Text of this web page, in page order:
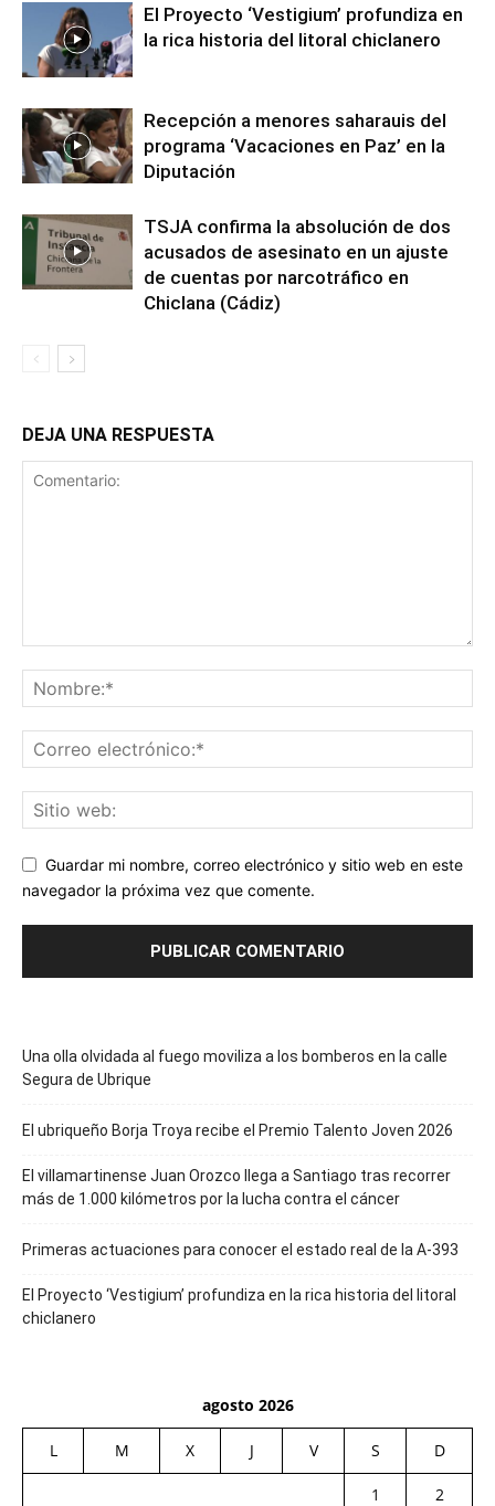
El Proyecto ‘Vestigium’ profundiza en
la rica historia del litoral chiclanero
Recepción a menores saharauis del
programa ‘Vacaciones en Paz’ en la
Diputación
TSJA confirma la absolución de dos
acusados de asesinato en un ajuste
de cuentas por narcotráfico en
Chiclana (Cádiz)
DEJA UNA RESPUESTA
Guardar mi nombre, correo electrónico y sitio web en este
navegador la próxima vez que comente.
Una olla olvidada al fuego moviliza a los bomberos en la calle
Segura de Ubrique
El ubriqueño Borja Troya recibe el Premio Talento Joven 2026
El villamartinense Juan Orozco llega a Santiago tras recorrer
más de 1.000 kilómetros por la lucha contra el cáncer
Primeras actuaciones para conocer el estado real de la A-393
El Proyecto ‘Vestigium’ profundiza en la rica historia del litoral
chiclanero
agosto 2026
L M X J V S D
1
2